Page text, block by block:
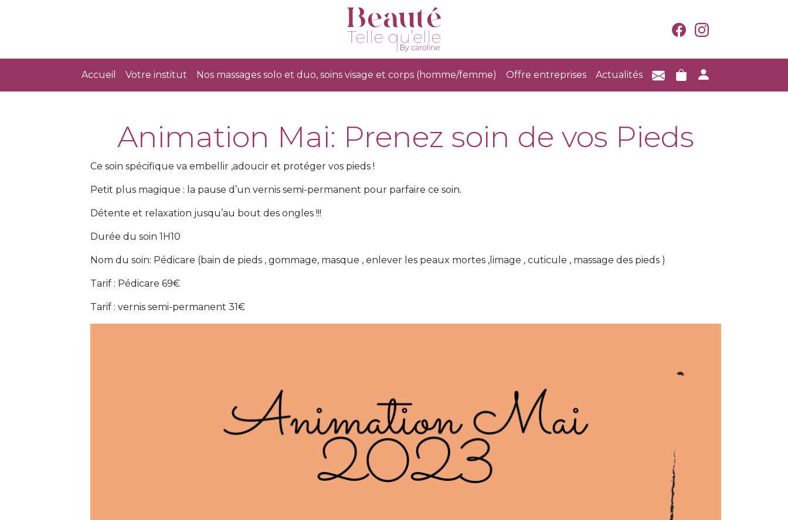
Accueil Votre institut Nos massages solo et duo, soins visage et corps (homme/femme) Offre entreprises Actualités
Animation Mai: Prenez soin de vos Pieds
Ce soin spécifique va embellir ,adoucir et protéger vos pieds !
Petit plus magique : la pause d’un vernis semi-permanent pour parfaire ce soin.
Détente et relaxation jusqu’au bout des ongles !!!
Durée du soin 1H10
Nom du soin: Pédicare (bain de pieds , gommage, masque , enlever les peaux mortes ,limage , cuticule , massage des pieds )
Tarif : Pédicare 69€
Tarif : vernis semi-permanent 31€